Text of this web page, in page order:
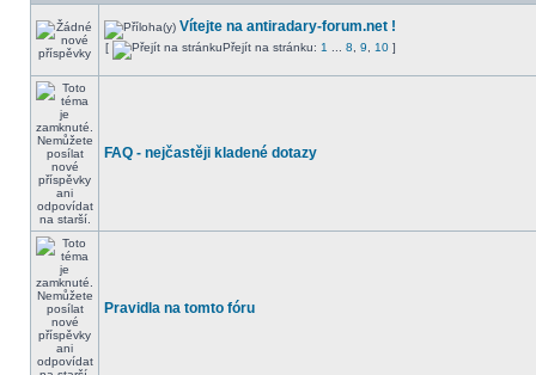
Vítejte na antiradary-forum.net !
[ Přejít na stránku: 1 8 9 10 ]
FAQ - nejčastěji kladené dotazy
Pravidla na tomto fóru